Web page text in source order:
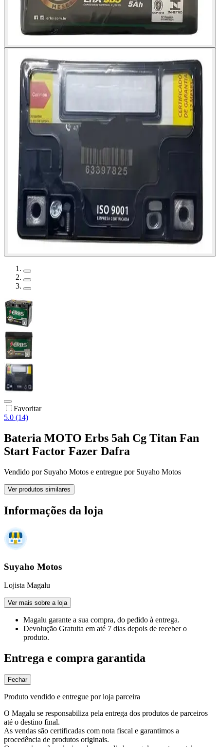
Favoritar
5.0 (14)
Bateria MOTO Erbs 5ah Cg Titan Fan
Start Factor Fazer Dafra
Vendido por Suyaho Motos e entregue por Suyaho Motos
Ver produtos similares
Informações da loja
Suyaho Motos
Lojista Magalu
Ver mais sobre a loja
Magalu garante a sua compra, do pedido à entrega.
Devolução Gratuita em até 7 dias depois de receber o
produto.
Entrega e compra garantida
Fechar
Produto vendido e entregue por loja parceira
O Magalu se responsabiliza pela entrega dos produtos de parceiros
até o destino final.
As vendas são certificadas com nota fiscal e garantimos a
procedência de produtos originais.